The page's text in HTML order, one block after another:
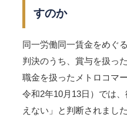
すのか
同一労働同一賃金をめぐ
判決のうち、賞与を扱っ
職金を扱ったメトロコマ
令和2年10月13日）では
えない」と判断されまし